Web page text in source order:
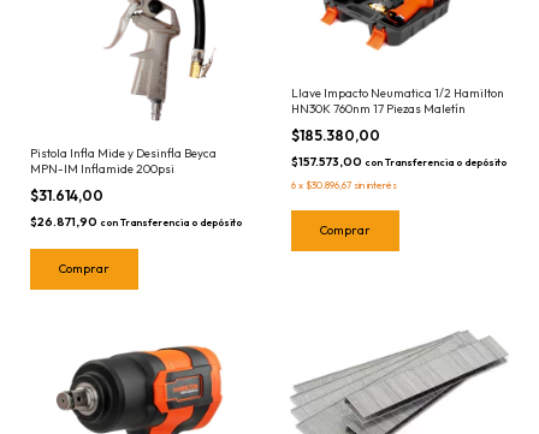
Pistola Infla Mide y Desinfla Beyca
MPN-IM Inflamide 200psi
$31.614,00
$26.871,90 con Transferencia o depósito
Llave Impacto Neumatica 1/2 Hamilton
HN30K 760nm 17 Piezas Maletín
$185.380,00
$157.573,00 con Transferencia o depósito
6 x $30.896,67 sin interés